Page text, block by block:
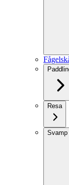
Resa
Svamp